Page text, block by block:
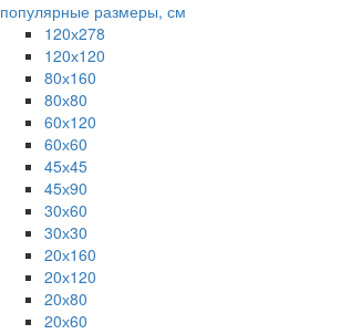
популярные размеры, см
120х278
120х120
80х160
80х80
60х120
60х60
45х45
45х90
30х60
30х30
20х160
20х120
20х80
20х60